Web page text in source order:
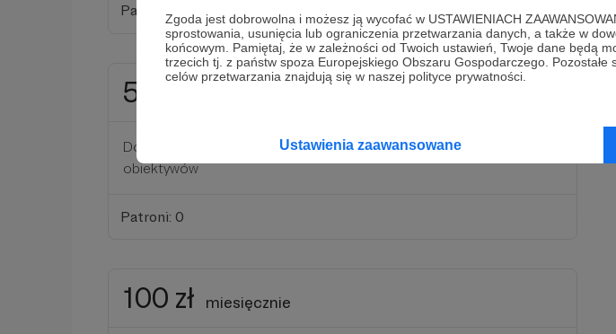
Zgoda jest dobrowolna i możesz ją wycofać w USTAWIENIACH
sprostowania, usunięcia lub ograniczenia przetwarzania danych, a także w
końcowym. Pamiętaj, że w zależności od Twoich ustawień, Twoje dane będą
trzecich tj. z państw spoza Europejskiego Obszaru Gospodarczego.
celów przetwarzania znajdują się w naszej polityce prywatności.
Ustawienia zaawansowane
Patroni: 0
50 zł
Dostęp do wybranych plików C-LOG3 z recenzowanych aparatów i
obiektywów
Patroni: 0
100 zł miesięcznie